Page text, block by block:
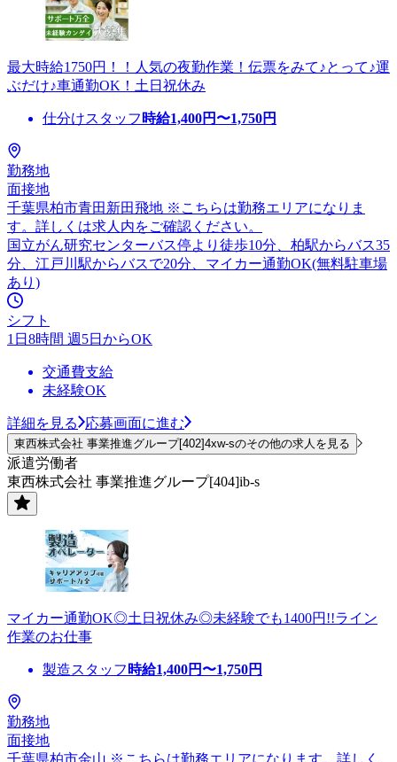
最大時給1750円！！人気の夜勤作業！伝票をみて♪とって♪運
ぶだけ♪車通勤OK！土日祝休み
仕分けスタッフ 時給1,400円〜1,750円
勤務地
面接地
千葉県柏市青田新田飛地 ※こちらは勤務エリアになりま
す。詳しくは求人内をご確認ください。
国立がん研究センターバス停より徒歩10分、柏駅からバス35
分、江戸川駅からバスで20分、マイカー通勤OK(無料駐車場
あり)
シフト
1日8時間 週5日からOK
交通費支給
未経験OK
詳細を見る 応募画面に進む
東西株式会社 事業推進グループ[402]4xw-sのその他の求人を見る
派遣労働者
東西株式会社 事業推進グループ[404]ib-s
マイカー通勤OK◎土日祝休み◎未経験でも1400円!!ライン
作業のお仕事
製造スタッフ 時給1,400円〜1,750円
勤務地
面接地
千葉県柏市金山 ※こちらは勤務エリアになります。詳しく